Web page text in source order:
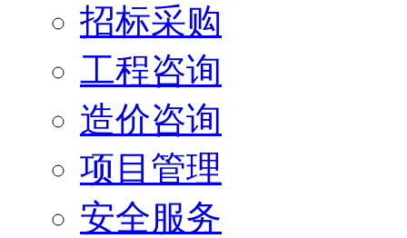
招标采购
工程咨询
造价咨询
项目管理
安全服务